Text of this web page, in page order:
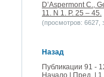
D’Aspermont C.,
11. N 1. P. 25 – 45.
(просмотров: 6627,
Назад
Публикации 91 -
Начало
Пред.
1